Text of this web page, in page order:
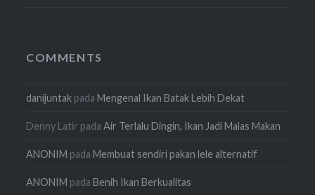
COMMENTS
danijuntak padaMengenal Ikan Batak Lebih Dekat
Denny Latir padaAir Terlalu Dingin, Ikan Jadi Malas Makan
ANONIM padaMembuat sendiri pakan lele alternatif
ANONIM padaBenih Ikan Berkualitas